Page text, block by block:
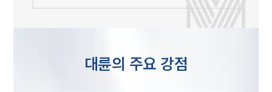
대륜의 주요 강점